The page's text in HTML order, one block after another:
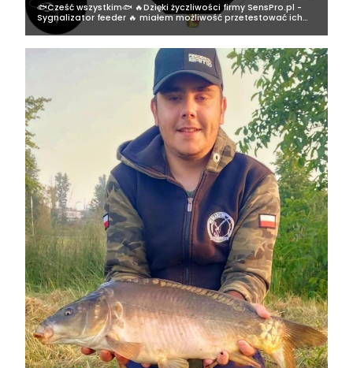
🐟Cześć wszystkim🐟 🔥Dzięki życzliwości firmy SensPro.pl -
Sygnalizator feeder 🔥 miałem możliwość przetestować ich
produkt a mianowicie sygnalizator do feedera✅️ 🐟✅️Miałem
dwa tygodnie na testy a...